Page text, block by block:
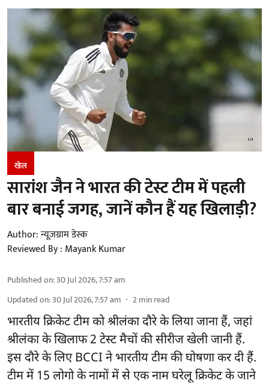
खेल
सारांश जैन ने भारत की टेस्ट टीम में पहली
बार बनाई जगह, जानें कौन हैं यह खिलाड़ी?
Author:न्यूज़ग्राम डेस्क
Reviewed By : Mayank Kumar
Published on:30 Jul 2026, 7:57 am
Updated on:30 Jul 2026, 7:57 am 2min read
भारतीय क्रिकेट टीम को श्रीलंका दौरे के लिया जाना हैं, जहां
श्रीलंका के खिलाफ 2 टेस्ट मैचों की सीरीज खेली जानी हैं.
इस दौरे के लिए BCCI ने भारतीय टीम की घोषणाकर दी हैं.
टीम में 15 लोगो के नामों में से एक नाम घरेलू क्रिकेट के जाने